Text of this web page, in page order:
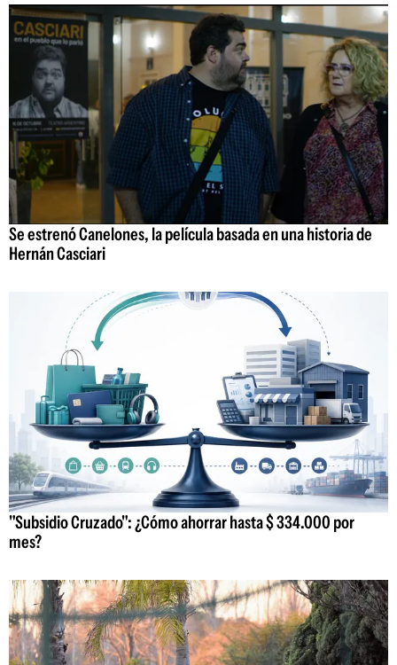
Se estrenó Canelones, la película basada en una historia de
Hernán Casciari
"Subsidio Cruzado": ¿Cómo ahorrar hasta $ 334.000 por
mes?